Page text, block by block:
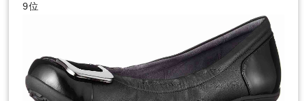
9位